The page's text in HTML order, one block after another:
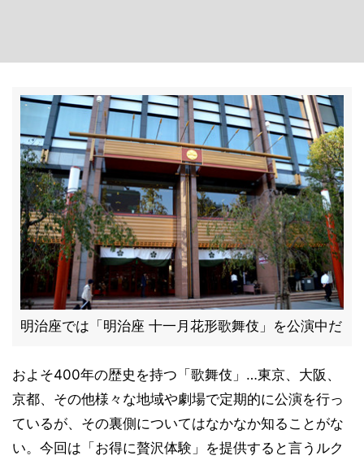
明治座では「明治座 十一月花形歌舞伎」を公演中だ
およそ400年の歴史を持つ「歌舞伎」…東京、大阪、
京都、その他様々な地域や劇場で定期的に公演を行っ
ているが、その裏側についてはなかなか知ることがな
い。今回は「お得に贅沢体験」を提供すると言うルク